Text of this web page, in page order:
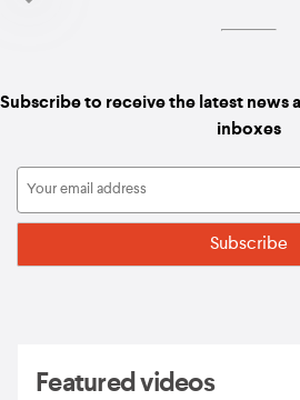
Subscribe to receive the latest news
inboxes
Featured videos